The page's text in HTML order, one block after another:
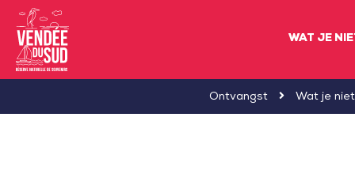
Sud
WAT JE
Ontvangst Wat je